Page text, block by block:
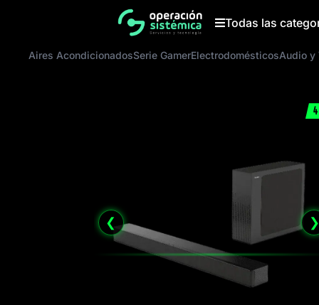
Todas las
Aires AcondicionadosSerie GamerElectrodomésticosAudio y
❮ ❯